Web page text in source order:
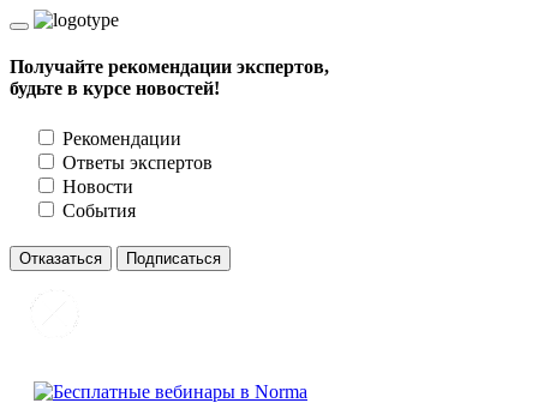
Получайте рекомендации экспертов,
будьте в курсе новостей!
Рекомендации
Ответы экспертов
Новости
События
Отказаться Подписаться